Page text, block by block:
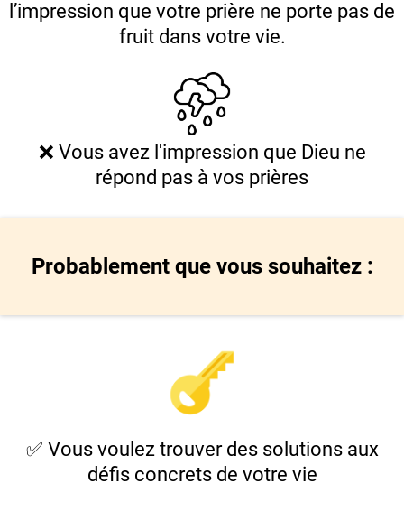
l’impression que votre prière ne porte pas de
fruit dans votre vie.
❌ Vous avez l'impression que Dieu ne
répond pas à vos prières
Probablement que vous souhaitez :
✅ Vous voulez trouver des solutions aux
défis concrets de votre vie